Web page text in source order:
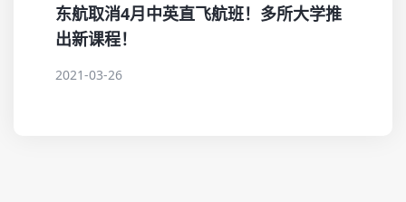
东航取消4月中英直飞航班！多所大学推
出新课程！
2021-03-26